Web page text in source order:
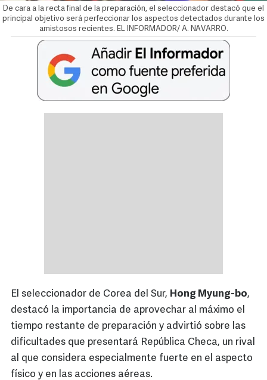
De cara a la recta final de la preparación, el seleccionador destacó que el
principal objetivo será perfeccionar los aspectos detectados durante los
amistosos recientes. EL INFORMADOR/ A. NAVARRO.
El seleccionador de Corea del Sur, Hong Myung-bo,
destacó la importancia de aprovechar al máximo el
tiempo restante de preparación y advirtió sobre las
dificultades que presentará República Checa, un rival
al que considera especialmente fuerte en el aspecto
físico y en las acciones aéreas.